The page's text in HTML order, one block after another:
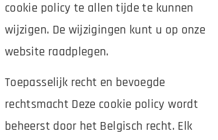
cookie policy te allen tijde te kunnen
wijzigen. De wijzigingen kunt u op onze
website raadplegen.
Toepasselijk recht en bevoegde
rechtsmacht Deze cookie policy wordt
beheerst door het Belgisch recht. Elk